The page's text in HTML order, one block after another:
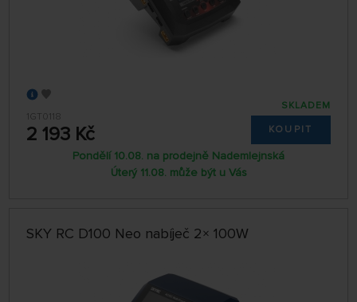
1GT0118
2 193 Kč
SKLADEM
KOUPIT
Pondělí 10.08. na prodejně Nademlejnská
Úterý 11.08. může být u Vás
SKY RC D100 Neo nabíječ 2× 100W